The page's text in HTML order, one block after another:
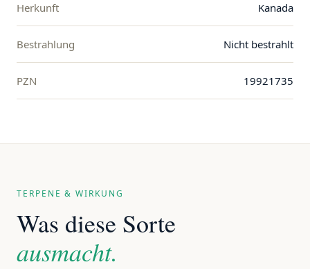
Herkunft Kanada
Bestrahlung Nicht bestrahlt
PZN 19921735
TERPENE & WIRKUNG
Was diese Sorte
ausmacht.